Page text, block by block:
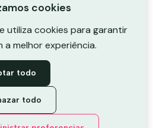
Desarrollado por Jumpseller
uma mensagem de
cookies
utiliza cookies para garantir
a melhor experiência.
todo
todo